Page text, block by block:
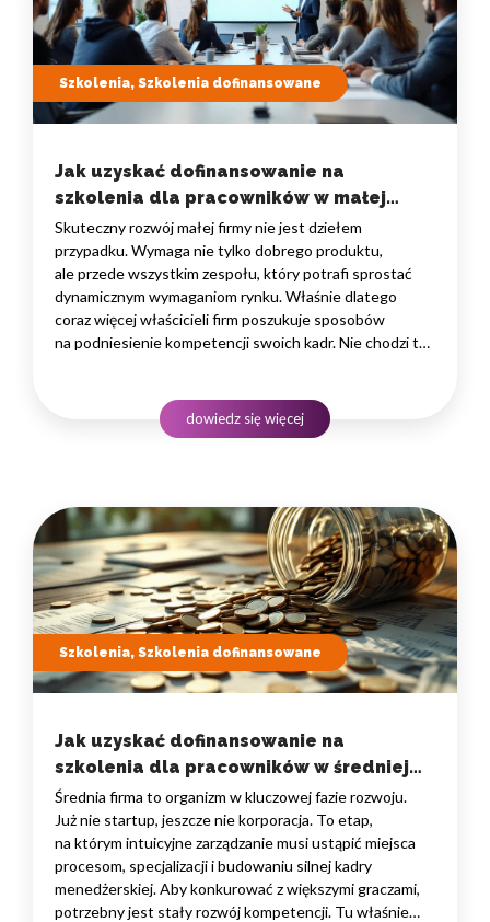
Szkolenia, Szkolenia dofinansowane
Jak uzyskać dofinansowanie na
szkolenia dla pracowników w małej
firmie? Przewodnik po programach
dofinansowań.
Skuteczny rozwój małej firmy nie jest dziełem
przypadku. Wymaga nie tylko dobrego produktu,
ale przede wszystkim zespołu, który potrafi sprostać
dynamicznym wymaganiom rynku. Właśnie dlatego
coraz więcej właścicieli firm poszukuje sposobów
na podniesienie kompetencji swoich kadr. Nie chodzi tu
Odpowiedzią na te potrzeby jest dofinansowanie
na szkolenia dla pracowników…
dowiedz się więcej
Szkolenia, Szkolenia dofinansowane
Jak uzyskać dofinansowanie na
szkolenia dla pracowników w średniej
firmie? Przewodnik po programach
dofinansowań.
Średnia firma to organizm w kluczowej fazie rozwoju.
Już nie startup, jeszcze nie korporacja. To etap,
na którym intuicyjne zarządzanie musi ustąpić miejsca
procesom, specjalizacji i budowaniu silnej kadry
menedżerskiej. Aby konkurować z większymi graczami,
potrzebny jest stały rozwój kompetencji. Tu właśnie